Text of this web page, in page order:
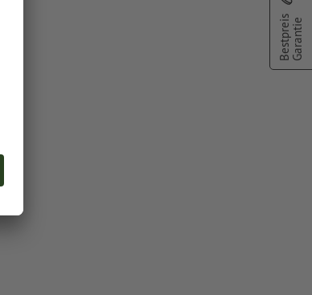
BestpreisGarantie